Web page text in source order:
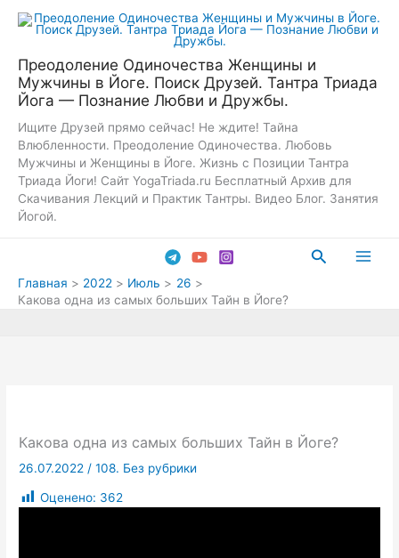
Перейти
Преодоление Одиночества Женщины и
Мужчины в Йоге. Поиск Друзей. Тантра Триада
Йога — Познание Любви и Дружбы.
Ищите Друзей прямо сейчас! Не ждите! Тайна
Влюбленности. Преодоление Одиночества. Любовь
Мужчины и Женщины в Йоге. Жизнь с Позиции Тантра
Триада Йоги! Сайт YogaTriada.ru Бесплатный Архив для
Скачивания Лекций и Практик Тантры. Видео Блог. Занятия
Йогой.
Поиск
Главная 2022 Июль
26
Какова одна из самых больших Тайн в Йоге?
Какова одна из самых больших Тайн в Йоге?
26.07.2022 /108. Без рубрики
Оценено: 362